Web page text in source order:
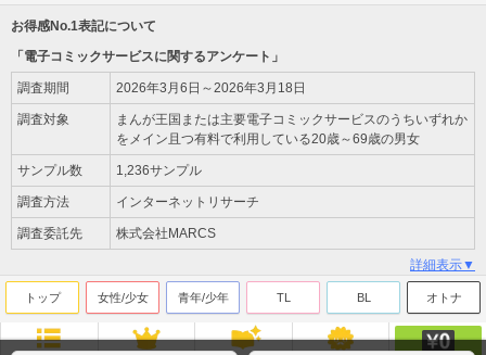
お得感No.1表記について
「電子コミックサービスに関するアンケート」
調査期間 2026年3月6日～2026年3月18日
調査対象
まんが王国または主要電子コミックサービスのうちいずれか
をメイン且つ有料で利用している20歳～69歳の男女
サンプル数 1,236サンプル
調査方法 インターネットリサーチ
調査委託先 株式会社MARCS
詳細表示▼
トップ 女性/少女 青年/少年 TL BL オトナ